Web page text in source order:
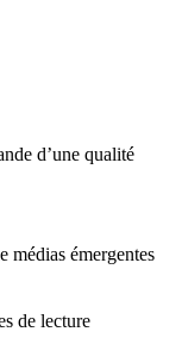
d’une qualité
médias émergentes
de lecture